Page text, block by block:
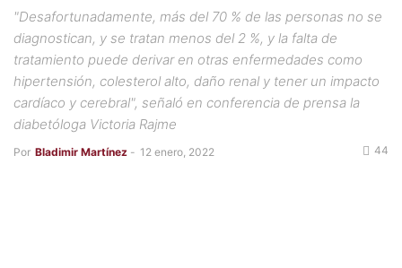
"Desafortunadamente, más del 70 % de las personas no se
diagnostican, y se tratan menos del 2 %, y la falta de
tratamiento puede derivar en otras enfermedades como
hipertensión, colesterol alto, daño renal y tener un impacto
cardíaco y cerebral", señaló en conferencia de prensa la
diabetóloga Victoria Rajme
Por Bladimir Martínez - 12 enero, 2022 44